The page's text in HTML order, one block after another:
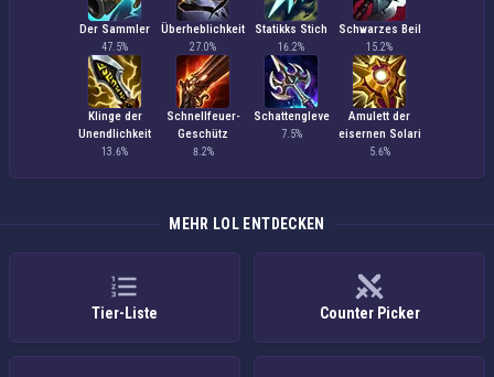
Der Sammler
47.5%
Überheblichkeit
27.0%
Statikks Stich
16.2%
Schwarzes Beil
15.2%
Klinge der
Unendlichkeit
13.6%
Schnellfeuer-
Geschütz
8.2%
Schattengleve
7.5%
Amulett der
eisernen Solari
5.6%
MEHR LOL ENTDECKEN
Tier-Liste Counter Picker